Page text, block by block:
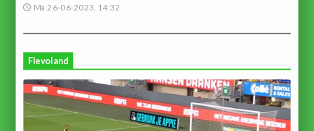
Ma 26-06-2023, 14:32
Flevoland